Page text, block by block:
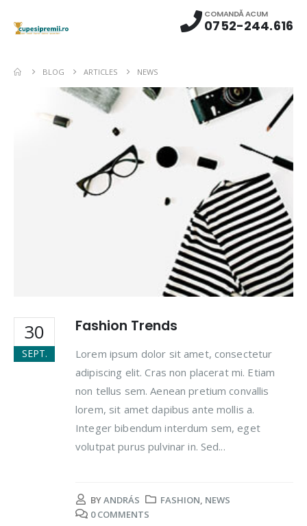
COMANDĂ ACUM
0752-244.616
BLOG ARTICLES NEWS
30
SEPT.
Fashion Trends
Lorem ipsum dolor sit amet, consectetur
adipiscing elit. Cras non placerat mi. Etiam
non tellus sem. Aenean pretium convallis
lorem, sit amet dapibus ante mollis a.
Integer bibendum interdum sem, eget
volutpat purus pulvinar in. Sed...
BYANDRÁS FASHION, NEWS
0 COMMENTS